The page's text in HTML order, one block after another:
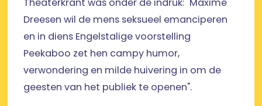
Dreesen wil de mens seksueel emanciperen
en in diens Engelstalige voorstelling
Peekaboo zet hen campy humor,
verwondering en milde huivering in om de
geesten van het publiek te openen".